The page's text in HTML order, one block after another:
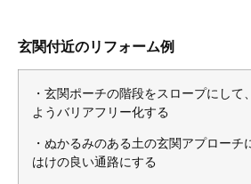
玄関付近のリフォーム例
・玄関ポーチの階段をスロープにして
ようバリアフリー化する
・ぬかるみのある土の玄関アプローチ
はけの良い通路にする